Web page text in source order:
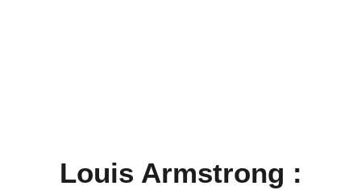
Louis Armstrong :